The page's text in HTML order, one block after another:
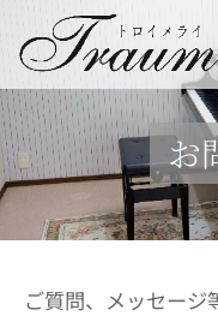
お
ご質問、メッセージ